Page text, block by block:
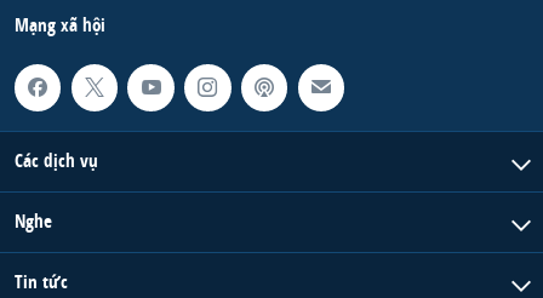
Mạng xã hội
Các dịch vụ
Nghe
Tin tức